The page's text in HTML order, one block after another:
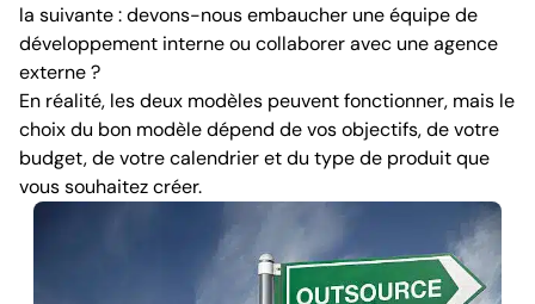
la suivante : devons-nous embaucher une équipe de
développement interne ou collaborer avec une agence
externe ?
En réalité, les deux modèles peuvent fonctionner, mais le
choix du bon modèle dépend de vos objectifs, de votre
budget, de votre calendrier et du type de produit que
vous souhaitez créer.